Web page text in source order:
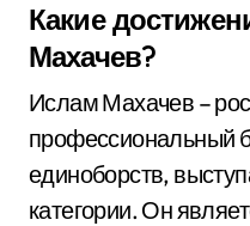
Какие
Махачев?
Ислам Махачев –
профессиональный
единоборств,
категории. Он